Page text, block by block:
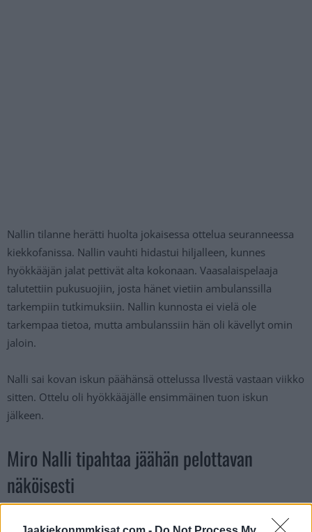
Nallin tilanne herätti huolta jokaisessa ottelua seuranneessa
kiekkofanissa. Nallin vauhti hidastui hiljalleen, kunnes
hyökkääjän jalat pettivät alta kokonaan. Vaasalaispelaaja
talutettiin pukusuojiin, josta hänet vietiin ambulanssilla
tarkempiin tutkimuksiin. Nallin kunnosta ei vielä ole
tarkempaa tietoa, mutta ambulanssiin hän oli kävellyt omin
jaloin.
Nalli sai kovan iskun päähänsä ottelussa Ilvestä vastaan viikko
sitten. Ottelu oli hyökkääjälle ensimmäinen tuon iskun
jälkeen.
Miro Nalli tipahtaa jäähän pelottavan
näköisesti